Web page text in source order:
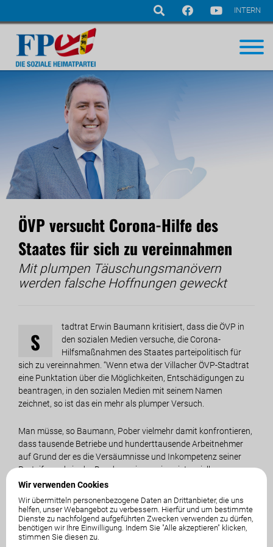
Navigation
Wir verwenden Cookies
Wir übermitteln personenbezogene Daten an Drittanbieter, die uns
helfen, unser Webangebot zu verbessern. Hierfür und um bestimmte
Dienste zu nachfolgend aufgeführten Zwecken verwenden zu dürfen,
benötigen wir Ihre Einwilligung. Indem Sie "Alle akzeptieren" klicken,
stimmen Sie diesen zu.
INTERN
ÖVP versucht Corona-Hilfe des
Staates für sich zu vereinnahmen
Mit plumpen Täuschungsmanövern
werden falsche Hoffnungen geweckt
S
tadtrat Erwin Baumann kritisiert, dass die ÖVP in
den sozialen Medien versuche, die Corona-
Hilfsmaßnahmen des Staates parteipolitisch für
sich zu vereinnahmen. “Wenn etwa der Villacher ÖVP-Stadtrat
eine Punktation über die Möglichkeiten, Entschädigungen zu
beantragen, in den sozialen Medien mit seinem Namen
zeichnet, so ist das ein mehr als plumper Versuch.
Man müsse, so Baumann, Pober vielmehr damit konfrontieren,
dass tausende Betriebe und hunderttausende Arbeitnehmer
auf Grund der es die Versäumnisse und Inkompetenz seiner
Parteifreunde in der Bundesregierung in existenzielle
Schwierigkeiten geraten sind, so Baumann weiter.
Mit plumpen Täuschungsmanövern werden falsche
Hoffnungen geweckt